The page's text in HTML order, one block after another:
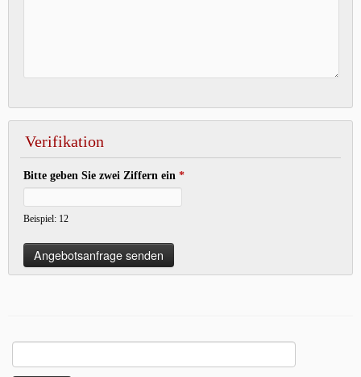
Verifikation
Bitte geben Sie zwei Ziffern ein *
Beispiel: 12
nach: